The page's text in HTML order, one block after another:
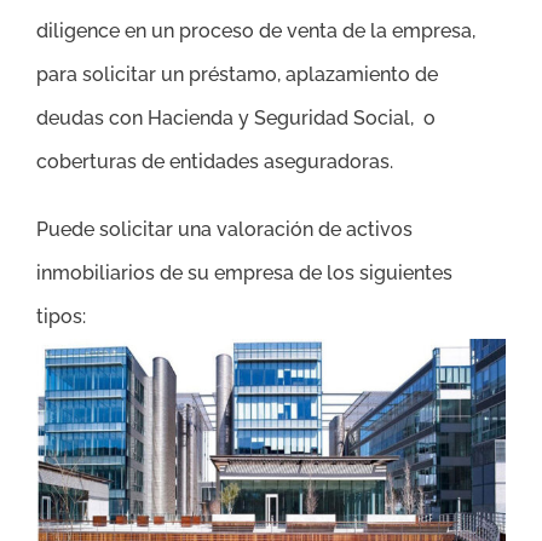
diligence en un proceso de venta de la empresa,
para solicitar un préstamo, aplazamiento de
deudas con Hacienda y Seguridad Social, o
coberturas de entidades aseguradoras.
Puede solicitar una valoración de activos
inmobiliarios de su empresa de los siguientes
tipos: